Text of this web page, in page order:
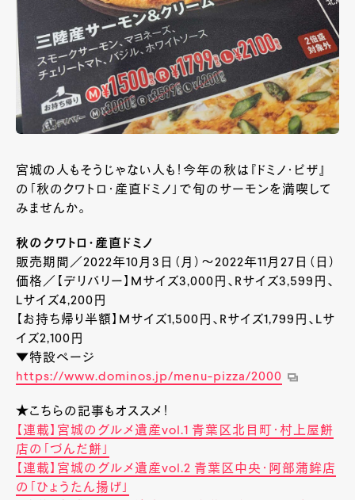
宮城の人もそうじゃない人も！今年の秋は『ドミノ・ピザ』
の「秋のクワトロ・産直ドミノ」で旬のサーモンを満喫して
みませんか。
秋のクワトロ・産直ドミノ
販売期間／2022年10月3日（月）～2022年11月27日（日）
価格／【デリバリー】Mサイズ3,000円、Rサイズ3,599円、
Lサイズ4,200円
【お持ち帰り半額】Mサイズ1,500円、Rサイズ1,799円、Lサ
イズ2,100円
▼特設ページ
https://www.dominos.jp/menu-pizza/2000
★こちらの記事もオススメ！
【連載】宮城のグルメ遺産vol.1 青葉区北目町・村上屋餅
店の「づんだ餅」
【連載】宮城のグルメ遺産vol.2 青葉区中央・阿部蒲鉾店
の「ひょうたん揚げ」